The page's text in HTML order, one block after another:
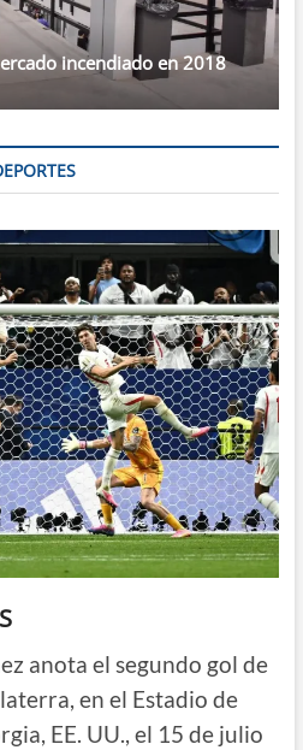
incendiado en 2018
anota el segundo gol de
en el Estadio de
EE. UU., el 15 de julio